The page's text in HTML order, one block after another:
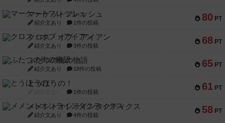
80 PT
マーケットフレッシュ
紹介文あり 1件の投稿
68 PT
クロス・オブ・アイアン
紹介文あり 3件の投稿
65 PT
ふたつの街の物語
紹介文あり 18件の投稿
61 PT
とうほうの！
1件の投稿
58 PT
メメントオンラインタクティクス
紹介文あり 4件の投稿